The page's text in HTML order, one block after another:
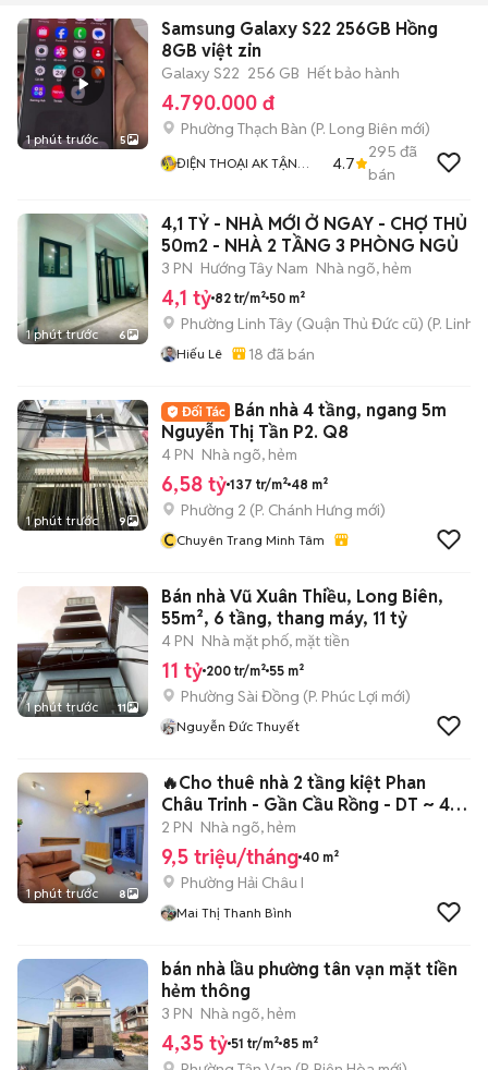
1 phút trước 5
Samsung Galaxy S22 256GB Hồng
8GB việt zin
Galaxy S22 256 GB Hết bảo hành
4.790.000 đ
Phường Thạch Bàn (P. Long Biên mới)
ĐIỆN THOẠI AK TẬN
4.7
295 đã
bán
1 phút trước 6
4,1 TỶ - NHÀ MỚI Ở NGAY - CHỢ THỦ
50m2 - NHÀ 2 TẦNG 3 PHÒNG NGỦ
3 PN Hướng Tây Nam Nhà ngõ, hẻm
4,1 tỷ 82 tr/m² 50 m²
Phường Linh Tây (Quận Thủ Đức cũ) (P. Linh
Hiếu Lê 18 đã bán
1 phút trước 9
Bán nhà 4 tầng, ngang 5m
Nguyễn Thị Tần P2. Q8
4 PN Nhà ngõ, hẻm
6,58 tỷ 137 tr/m² 48 m²
Phường 2 (P. Chánh Hưng mới)
CChuyên Trang Minh Tâm
1 phút trước 11
Bán nhà Vũ Xuân Thiều, Long Biên,
55m², 6 tầng, thang máy, 11 tỷ
4 PN Nhà mặt phố, mặt tiền
11 tỷ 200 tr/m² 55 m²
Phường Sài Đồng (P. Phúc Lợi mới)
Nguyễn Đức Thuyết
1 phút trước 8
🔥Cho thuê nhà 2 tầng kiệt Phan
Châu Trinh - Gần Cầu Rồng - DT ~ 40
m2
2 PN Nhà ngõ, hẻm
9,5 triệu/tháng 40 m²
Phường Hải Châu I
Mai Thị Thanh Bình
bán nhà lầu phường tân vạn mặt tiền
hẻm thông
3 PN Nhà ngõ, hẻm
4,35 tỷ 51 tr/m² 85 m²